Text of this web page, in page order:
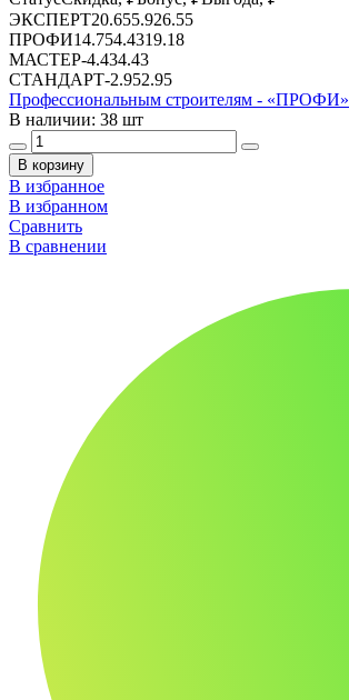
ЭКСПЕРТ20.655.926.55
ПРОФИ14.754.4319.18
МАСТЕР-4.434.43
СТАНДАРТ-2.952.95
Профессиональным строителям - «ПРОФИ»
В наличии: 38 шт
В корзину
В избранное
В избранном
Сравнить
В сравнении